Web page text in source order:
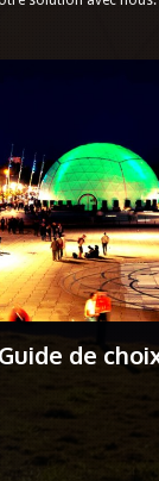
Guide de